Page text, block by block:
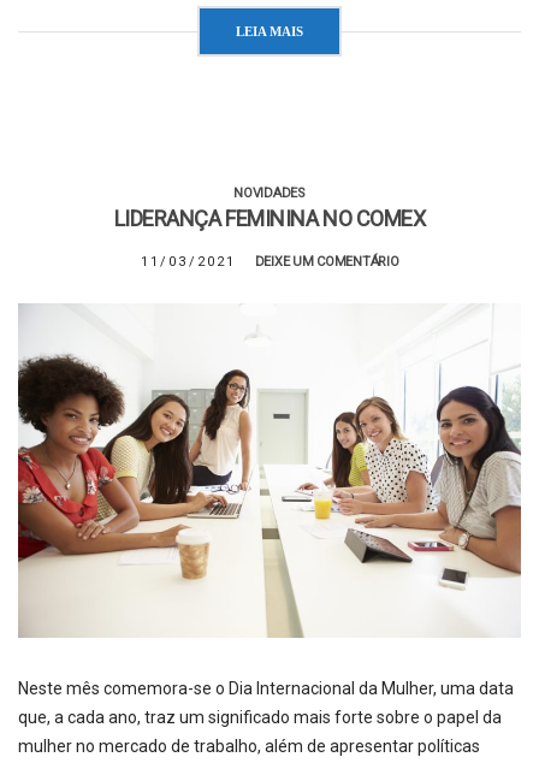
LEIA MAIS
NOVIDADES
LIDERANÇA FEMININA NO COMEX
11/03/2021 DEIXE UM COMENTÁRIO
Neste mês comemora-se o Dia Internacional da Mulher, uma data
que, a cada ano, traz um significado mais forte sobre o papel da
mulher no mercado de trabalho, além de apresentar políticas